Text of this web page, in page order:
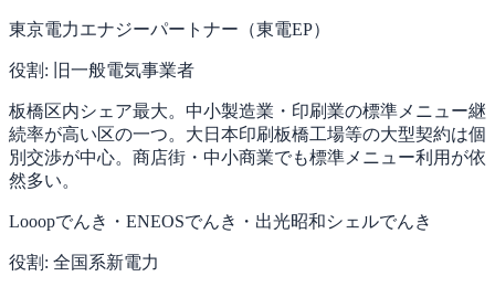
東京電力エナジーパートナー（東電EP）
役割: 旧一般電気事業者
板橋区内シェア最大。中小製造業・印刷業の標準メニュー継
続率が高い区の一つ。大日本印刷板橋工場等の大型契約は個
別交渉が中心。商店街・中小商業でも標準メニュー利用が依
然多い。
Looopでんき・ENEOSでんき・出光昭和シェルでんき
役割: 全国系新電力